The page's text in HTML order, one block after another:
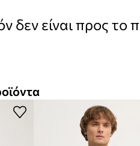
δεν είναι προς το